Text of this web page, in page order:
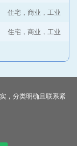
住宅，商业，工业
住宅，商业，工业
，分类明确且联系紧